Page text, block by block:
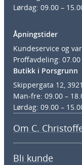
Lørdag: 09.00 –
Åpningstider
Kundeservice og
Proffavdeling: 07.00
Butikk i Porsgrunn
Skippergata 12,
Man-fre: 09.00 –
Lørdag: 09.00 –
Om C.
Bli kunde